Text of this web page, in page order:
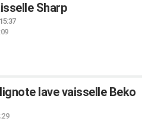
Sharp
lave vaisselle Beko